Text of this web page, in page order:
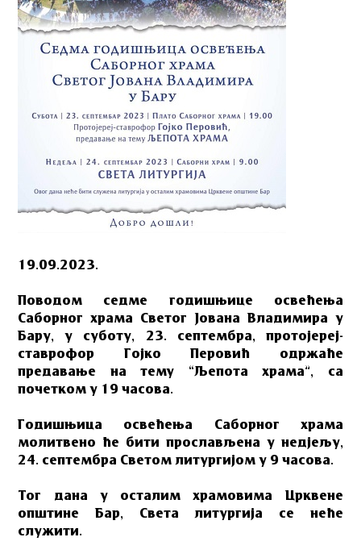
19.09.2023.
Поводом седме годишњице освећења
Саборног храма Светог Јована Владимира у
Бару, у суботу, 23. септембра, протојереј-
ставрофор Гојко Перовић одржаће
предавање на тему “Љепота храма”, са
почетком у 19 часова.
Годишњица освећења Саборног храма
молитвено ће бити прослављена у недјељу,
24. септембра Светом литургијом у 9 часова.
Тог дана у осталим храмовима Црквене
општине Бар, Света литургија се неће
служити.